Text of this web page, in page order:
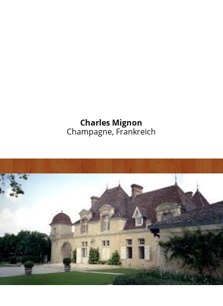
Charles Mignon
Champagne, Frankreich